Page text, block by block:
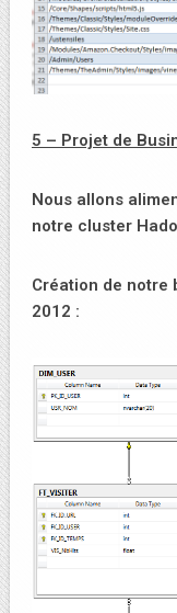
5 – Projet de
Nous allons
notre cluster
Création de notre
2012 :